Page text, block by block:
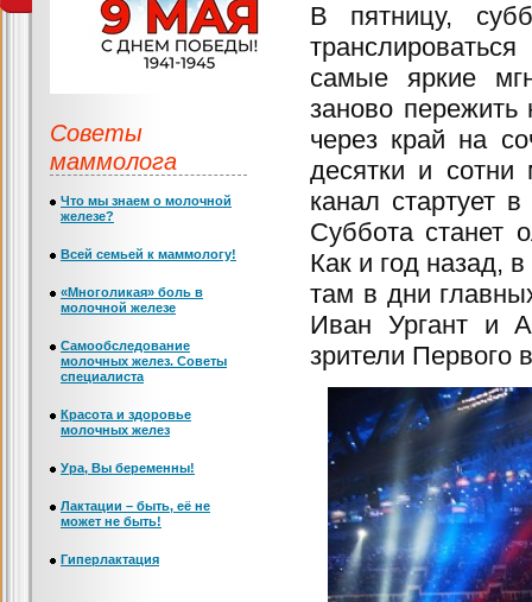
В пятницу,
самые яркие
заново
через край на
десятки и
канал стартует
Суббота станет
Как и год назад,
там в дни
Иван Ургант и
зрители Первого
Советы
маммолога
Что мы знаем о молочной
железе?
Всей семьей к маммологу!
«Многоликая» боль в
молочной железе
Самообследование
молочных желез. Советы
специалиста
Красота и здоровье
молочных желез
Ура, Вы беременны!
Лактации – быть, её не
может не быть!
Гиперлактация